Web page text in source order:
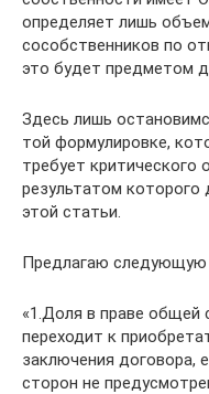
определяет лишь
сособственников по
это будет предметом
Здесь лишь
той формулировке,
требует критического
результатом которого
этой статьи.
Предлагаю
«1.Доля в праве общей
переходит к
заключения договора,
сторон не